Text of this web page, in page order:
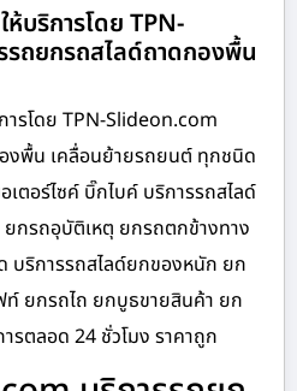
บริการโดย TPN-
ถยกรถสไลด์ถาดกองพื้น
ารโดย TPN-Slideon.com
งพื้น เคลื่อนย้ายรถยนต์ ทุกชนิด
ตอร์ไซค์ บิ๊กไบค์ บริการรถสไลด์
กรถอุบัติเหตุ ยกรถตกข้างทาง
บริการรถสไลด์ยกของหนัก ยก
ยกรถไถ ยกบูธขายสินค้า ยก
รตลอด 24 ชั่วโมง ราคาถูก